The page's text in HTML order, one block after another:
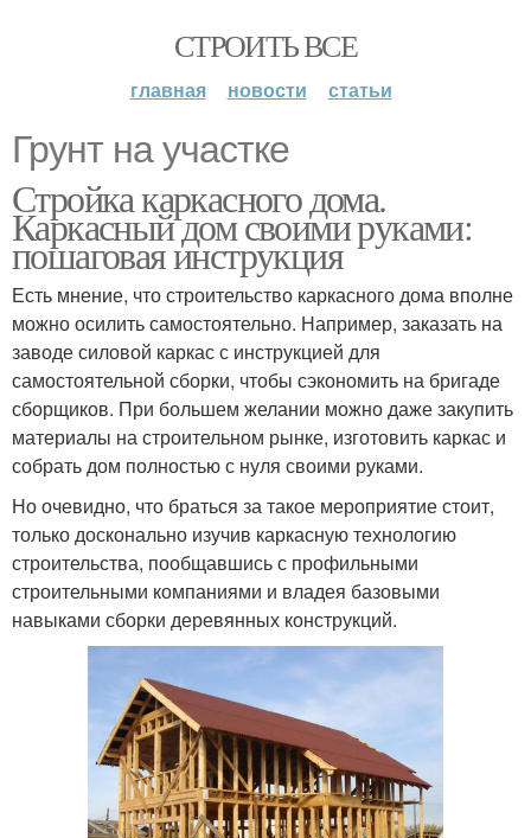
СТРОИТЬ ВСЕ
главная новости статьи
Грунт на участке
Стройка каркасного дома.
Каркасный дом своими руками:
пошаговая инструкция
Есть мнение, что строительство каркасного дома вполне
можно осилить самостоятельно. Например, заказать на
заводе силовой каркас с инструкцией для
самостоятельной сборки, чтобы сэкономить на бригаде
сборщиков. При большем желании можно даже закупить
материалы на строительном рынке, изготовить каркас и
собрать дом полностью с нуля своими руками.
Но очевидно, что браться за такое мероприятие стоит,
только досконально изучив каркасную технологию
строительства, пообщавшись с профильными
строительными компаниями и владея базовыми
навыками сборки деревянных конструкций.